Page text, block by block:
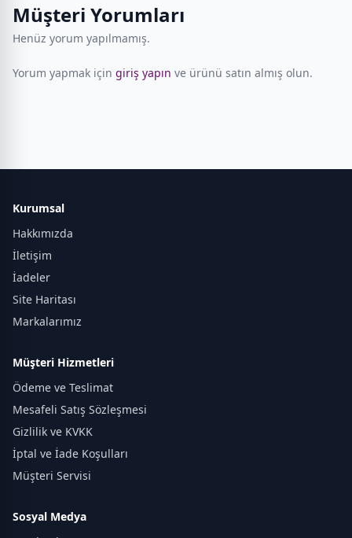
Müşteri Yorumları
Henüz yorum yapılmamış.
Yorum yapmak için giriş yapın ve ürünü satın almış olun.
Kurumsal
Hakkımızda
İletişim
İadeler
Site Haritası
Markalarımız
Müşteri Hizmetleri
Ödeme ve Teslimat
Mesafeli Satış Sözleşmesi
Gizlilik ve KVKK
İptal ve İade Koşulları
Müşteri Servisi
Sosyal Medya